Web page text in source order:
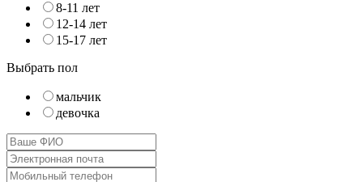
8-11 лет
12-14 лет
15-17 лет
Выбрать пол
мальчик
девочка